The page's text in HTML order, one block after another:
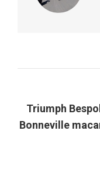
Triumph
Bonneville